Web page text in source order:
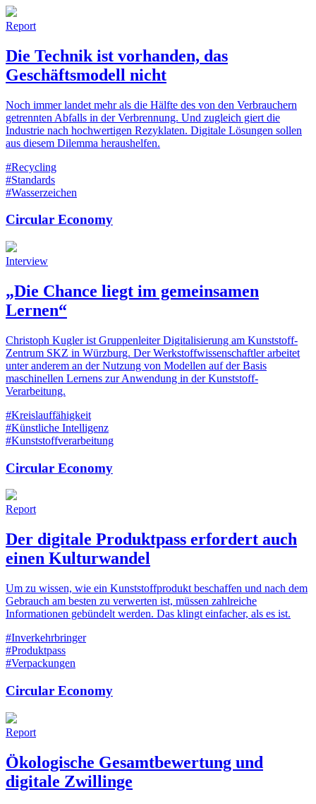
Report
Die Technik ist vorhanden, das
Geschäftsmodell nicht
Noch immer landet mehr als die Hälfte des von den Verbrauchern
getrennten Abfalls in der Verbrennung. Und zugleich giert die
Industrie nach hochwertigen Rezyklaten. Digitale Lösungen sollen
aus diesem Dilemma heraushelfen.
#Recycling
#Standards
#Wasserzeichen
Circular Economy
Interview
„Die Chance liegt im gemeinsamen
Lernen“
Christoph Kugler ist Gruppenleiter Digitalisierung am Kunststoff-
Zentrum SKZ in Würzburg. Der Werkstoffwissenschaftler arbeitet
unter anderem an der Nutzung von Modellen auf der Basis
maschinellen Lernens zur Anwendung in der Kunststoff-
Verarbeitung.
#Kreislauffähigkeit
#Künstliche Intelligenz
#Kunststoffverarbeitung
Circular Economy
Report
Der digitale Produktpass erfordert auch
einen Kulturwandel
Um zu wissen, wie ein Kunststoffprodukt beschaffen und nach dem
Gebrauch am besten zu verwerten ist, müssen zahlreiche
Informationen gebündelt werden. Das klingt einfacher, als es ist.
#Inverkehrbringer
#Produktpass
#Verpackungen
Circular Economy
Report
Ökologische Gesamtbewertung und
digitale Zwillinge